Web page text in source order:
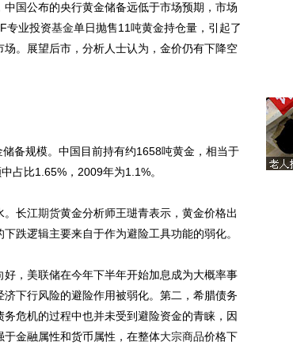
国公布的央行黄金储备远低于市场预期，市场
专业投资基金单日抛售11吨黄金持仓量，引起了
。展望后市，分析人士认为，金价仍有下降空
规模。中国目前持有约1658吨黄金，相当于
占比1.65%，2009年为1.1%。
长江期货黄金分析师王琎青表示，黄金价格出
跌逻辑主要来自于作为避险工具功能的弱化。
，美联储在今年下半年开始加息成为大概率事
下行风险的避险作用被弱化。第二，希腊债务
危机的过程中也并未受到避险资金的青睐，因
金融属性和货币属性，在整体大宗商品价格下